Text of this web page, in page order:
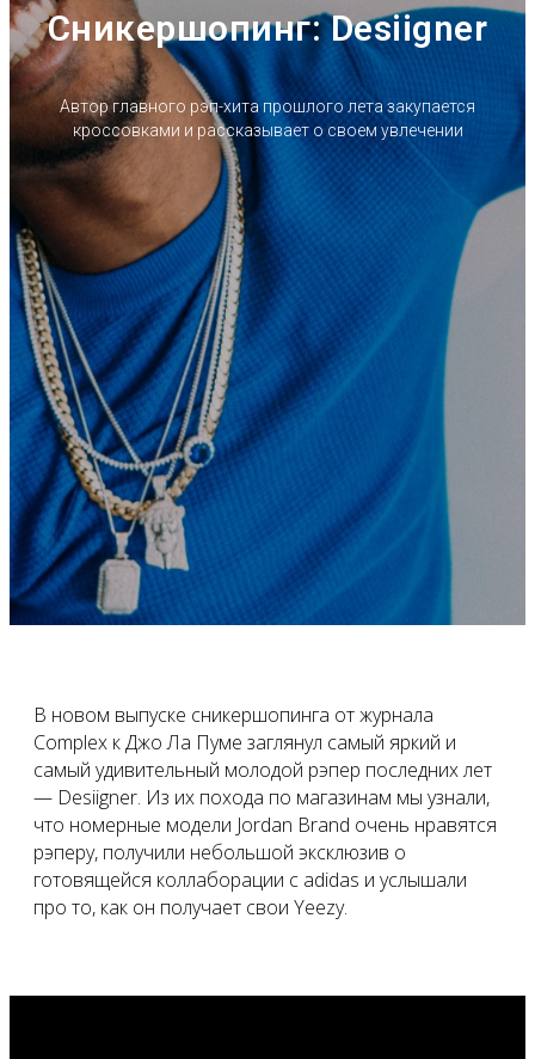
Сникершопинг: Desiigner
Автор главного рэп-хита прошлого лета закупается
кроссовками и рассказывает о своем увлечении
В новом выпуске сникершопинга от журнала
Complex к Джо Ла Пуме заглянул самый яркий и
самый удивительный молодой рэпер последних лет
— Desiigner. Из их похода по магазинам мы узнали,
что номерные модели Jordan Brand очень нравятся
рэперу, получили небольшой эксклюзив о
готовящейся коллаборации с adidas и услышали
про то, как он получает свои Yeezy.